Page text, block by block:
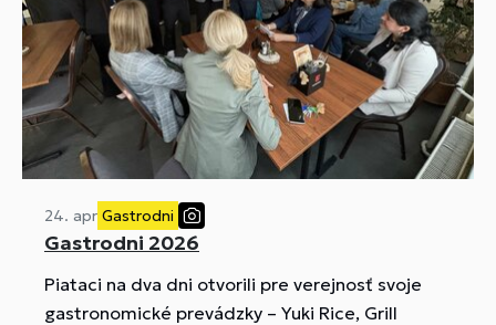
24. apr Gastrodni
Gastrodni 2026
Piataci na dva dni otvorili pre verejnosť svoje
gastronomické prevádzky – Yuki Rice, Grill